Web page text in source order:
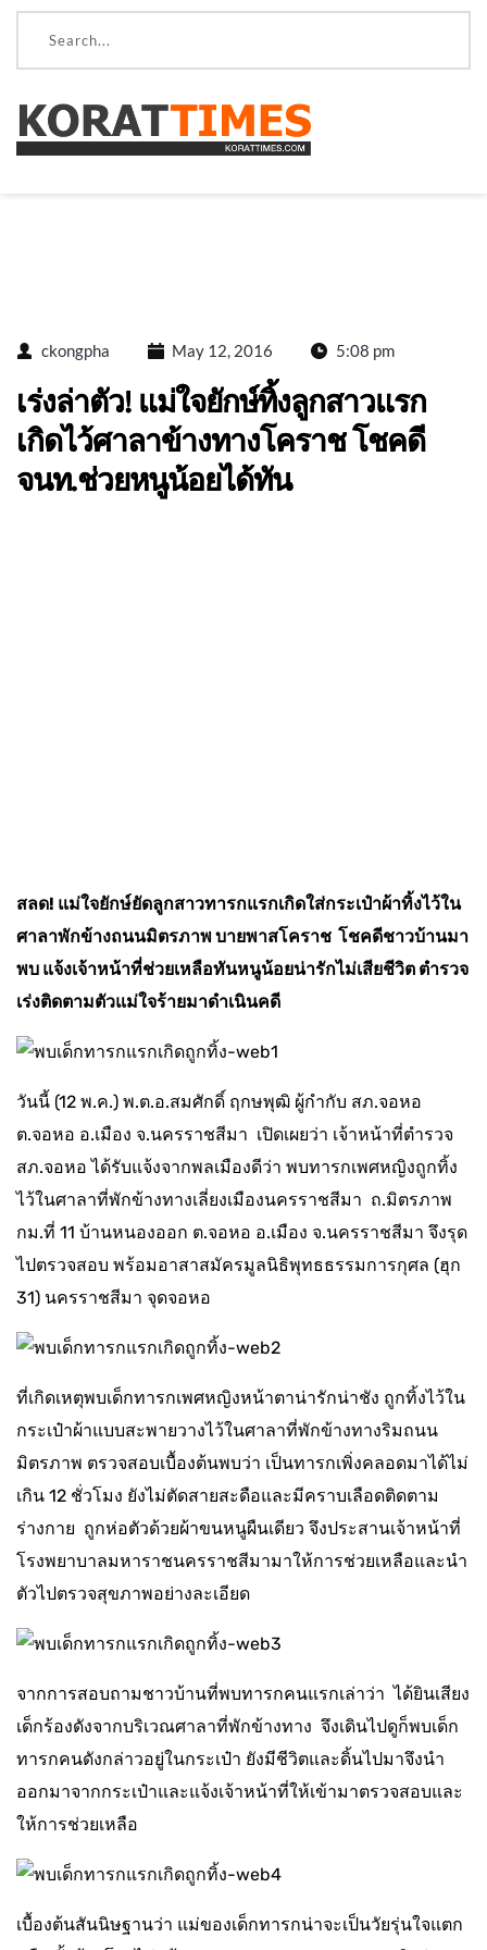
ckongpha May 12, 2016 5:08 pm
เร่งล่าตัว! แม่ใจยักษ์ทิ้งลูกสาวแรก
เกิดไว้ศาลาข้างทางโคราช โชคดี
จนท.ช่วยหนูน้อยได้ทัน
สลด! แม่ใจยักษ์ยัดลูกสาวทารกแรกเกิดใส่กระเป๋าผ้าทิ้งไว้ใน
ศาลาพักข้างถนนมิตรภาพ บายพาสโคราช โชคดีชาวบ้านมา
พบ แจ้งเจ้าหน้าที่ช่วยเหลือทันหนูน้อยน่ารักไม่เสียชีวิต ตำรวจ
เร่งติดตามตัวแม่ใจร้ายมาดำเนินคดี
วันนี้ (12 พ.ค.) พ.ต.อ.สมศักดิ์ ฤกษพุฒิ ผู้กำกับ สภ.จอหอ
ต.จอหอ อ.เมือง จ.นครราชสีมา เปิดเผยว่า เจ้าหน้าที่ตำรวจ
สภ.จอหอ ได้รับแจ้งจากพลเมืองดีว่า พบทารกเพศหญิงถูกทิ้ง
ไว้ในศาลาที่พักข้างทางเลี่ยงเมืองนครราชสีมา ถ.มิตรภาพ
กม.ที่ 11 บ้านหนองออก ต.จอหอ อ.เมือง จ.นครราชสีมา จึงรุด
ไปตรวจสอบ พร้อมอาสาสมัครมูลนิธิพุทธธรรมการกุศล (ฮุก
31) นครราชสีมา จุดจอหอ
ที่เกิดเหตุพบเด็กทารกเพศหญิงหน้าตาน่ารักน่าชัง ถูกทิ้งไว้ใน
กระเป๋าผ้าแบบสะพายวางไว้ในศาลาที่พักข้างทางริมถนน
มิตรภาพ ตรวจสอบเบื้องต้นพบว่า เป็นทารกเพิ่งคลอดมาได้ไม่
เกิน 12 ชั่วโมง ยังไม่ตัดสายสะดือและมีคราบเลือดติดตาม
ร่างกาย ถูกห่อตัวด้วยผ้าขนหนูผืนเดียว จึงประสานเจ้าหน้าที่
โรงพยาบาลมหาราชนครราชสีมามาให้การช่วยเหลือและนำ
ตัวไปตรวจสุขภาพอย่างละเอียด
จากการสอบถามชาวบ้านที่พบทารกคนแรกเล่าว่า ได้ยินเสียง
เด็กร้องดังจากบริเวณศาลาที่พักข้างทาง จึงเดินไปดูก็พบเด็ก
ทารกคนดังกล่าวอยู่ในกระเป๋า ยังมีชีวิตและดิ้นไปมาจึงนำ
ออกมาจากกระเป๋าและแจ้งเจ้าหน้าที่ให้เข้ามาตรวจสอบและ
ให้การช่วยเหลือ
เบื้องต้นสันนิษฐานว่า แม่ของเด็กทารกน่าจะเป็นวัยรุ่นใจแตก